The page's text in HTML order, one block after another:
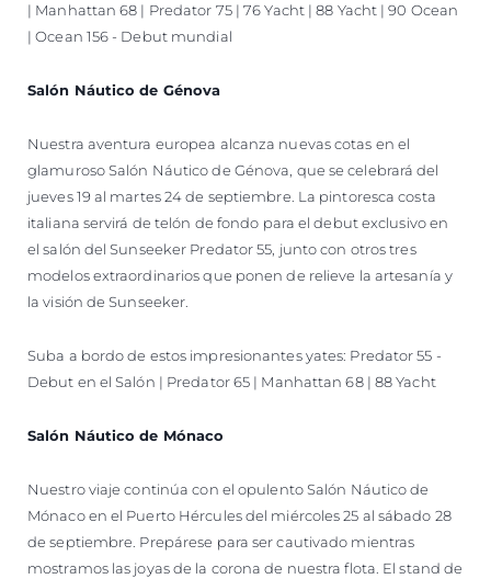
| Manhattan 68 | Predator 75 | 76 Yacht | 88 Yacht | 90 Ocean
| Ocean 156 - Debut mundial
Salón Náutico de Génova
Nuestra aventura europea alcanza nuevas cotas en el
glamuroso Salón Náutico de Génova, que se celebrará del
jueves 19 al martes 24 de septiembre. La pintoresca costa
italiana servirá de telón de fondo para el debut exclusivo en
el salón del Sunseeker Predator 55, junto con otros tres
modelos extraordinarios que ponen de relieve la artesanía y
la visión de Sunseeker.
Suba a bordo de estos impresionantes yates: Predator 55 -
Debut en el Salón | Predator 65 | Manhattan 68 | 88 Yacht
Salón Náutico de Mónaco
Nuestro viaje continúa con el opulento Salón Náutico de
Mónaco en el Puerto Hércules del miércoles 25 al sábado 28
de septiembre. Prepárese para ser cautivado mientras
mostramos las joyas de la corona de nuestra flota. El stand de